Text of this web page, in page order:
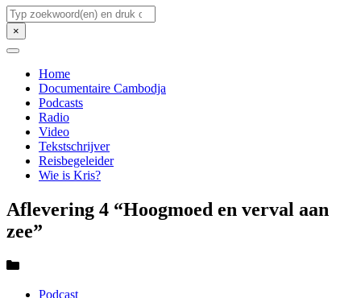
Zoeken
×
Home
Documentaire Cambodja
Podcasts
Radio
Video
Tekstschrijver
Reisbegeleider
Wie is Kris?
Aflevering 4 “Hoogmoed en verval aan
zee”
Podcast